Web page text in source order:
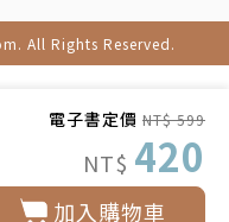
電子書定價 NT$ 599
NT$ 420
加入購物車
All Rights Reserved.